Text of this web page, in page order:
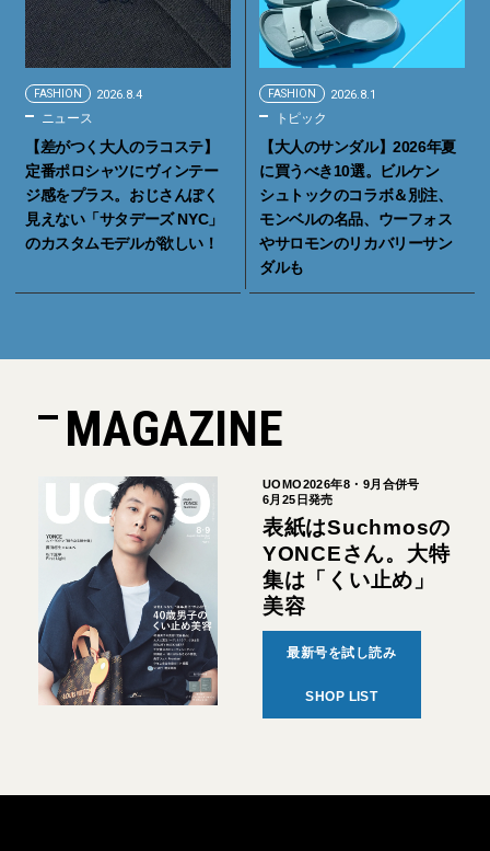
FASHION 2026.8.4
ニュース
【差がつく大人のラコステ】
定番ポロシャツにヴィンテー
ジ感をプラス。おじさんぽく
見えない「サタデーズ NYC」
のカスタムモデルが欲しい！
FASHION 2026.8.1
トピック
【大人のサンダル】2026年夏
に買うべき10選。ビルケン
シュトックのコラボ＆別注、
モンベルの名品、ウーフォス
やサロモンのリカバリーサン
ダルも
MAGAZINE
UOMO2026年8・9月合併号
6月25日発売
表紙はSuchmosの
YONCEさん。大特
集は「くい止め」
美容
最新号を試し読み
SHOP LIST